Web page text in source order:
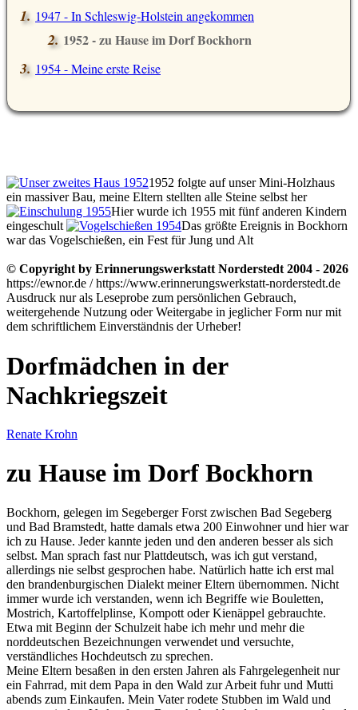
1947 - In Schleswig-Holstein angekommen
1952 - zu Hause im Dorf Bockhorn
1954 - Meine erste Reise
1952 folgte auf unser Mini-Holzhaus
ein massiver Bau, meine Eltern stellten alle Steine selbst her
Hier wurde ich 1955 mit fünf anderen Kindern
eingeschult
Das größte Ereignis in Bockhorn
war das Vogelschießen, ein Fest für Jung und Alt
© Copyright by Erinnerungswerkstatt Norderstedt 2004 - 2026
https://ewnor.de / https://www.erinnerungswerkstatt-norderstedt.de
Ausdruck nur als Leseprobe zum persönlichen Gebrauch,
weitergehende Nutzung oder Weitergabe in jeglicher Form nur mit
dem schriftlichem Einverständnis der Urheber!
Dorfmädchen in der
Nachkriegszeit
Renate Krohn
zu Hause im Dorf Bockhorn
Bockhorn, gelegen im Segeberger Forst zwischen Bad Segeberg
und Bad Bramstedt, hatte damals etwa 200 Einwohner und hier war
ich zu Hause. Jeder kannte jeden und den anderen besser als sich
selbst. Man sprach fast nur Plattdeutsch, was ich gut verstand,
allerdings nie selbst gesprochen habe. Natürlich hatte ich erst mal
den brandenburgischen Dialekt meiner Eltern übernommen. Nicht
immer wurde ich verstanden, wenn ich Begriffe wie Bouletten,
Mostrich, Kartoffelplinse, Kompott oder Kienäppel gebrauchte.
Etwa mit Beginn der Schulzeit habe ich mehr und mehr die
norddeutschen Bezeichnungen verwendet und versuchte,
verständliches Hochdeutsch zu sprechen.
Meine Eltern besaßen in den ersten Jahren als Fahrgelegenheit nur
ein Fahrrad, mit dem Papa in den Wald zur Arbeit fuhr und Mutti
abends zum Einkaufen. Mein Vater rodete Stubben im Wald und